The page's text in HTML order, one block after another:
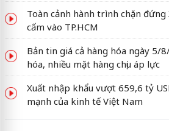
Toàn cảnh hành trình chặn
cấm vào TP.HCM
Bản tin giá cả hàng hóa ngày 5/
hóa, nhiều mặt hàng chịu áp lực
Xuất nhập khẩu vượt 659,6 tỷ
mạnh của kinh tế Việt Nam